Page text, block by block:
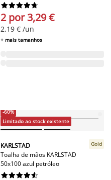






2 por 3,29 €
2,19 € /un
+ mais tamanhos
-60%
Limitado ao stock existente
KARLSTAD
Toalha de mãos KARLSTAD
50x100 azul petróleo
Gold





